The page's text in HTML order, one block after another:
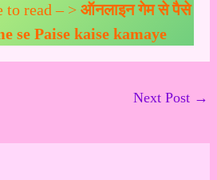
to read – > ऑनलाइन गेम से पैसे
se Paise kaise kamaye
Next Post →